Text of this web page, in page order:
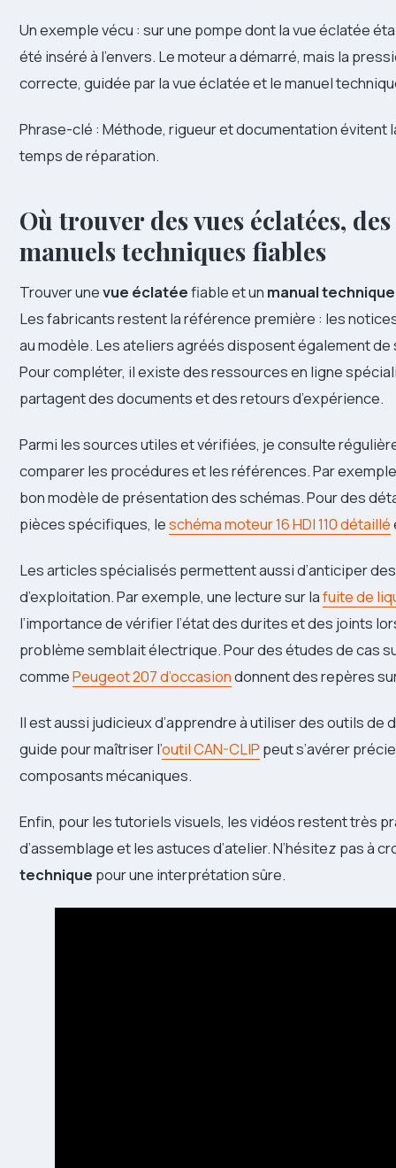
Un exemple vécu : sur une pompe dont la vue éclatée
été inséré à l’envers. Le moteur a démarré, mais la
correcte, guidée par la vue éclatée et le manuel
Phrase-clé : Méthode, rigueur et documentation
temps de réparation.
Où trouver des vues éclatées,
manuels techniques fiables
Trouver unevue éclatéefiable et un manual technique
Les fabricants restent la référence première : les
au modèle. Les ateliers agréés disposent également
Pour compléter, il existe des ressources en ligne
partagent des documents et des retours d’expérience.
Parmi les sources utiles et vérifiées, je consulte
comparer les procédures et les références. Par
bon modèle de présentation des schémas. Pour des
pièces spécifiques, leschéma moteur 16 HDI 110 détaillé
Les articles spécialisés permettent aussi d’anticiper
d’exploitation. Par exemple, une lecture sur lafuite de
l’importance de vérifier l’état des durites et des joints
problème semblait électrique. Pour des études de cas
commePeugeot 207 d’occasiondonnent des repères
Il est aussi judicieux d’apprendre à utiliser des outils
guide pour maîtriser l’outil CAN-CLIP peut s’avérer
composants mécaniques.
Enfin, pour les tutoriels visuels, les vidéos restent très
d’assemblage et les astuces d’atelier. N’hésitez pas à
technique pour une interprétation sûre.